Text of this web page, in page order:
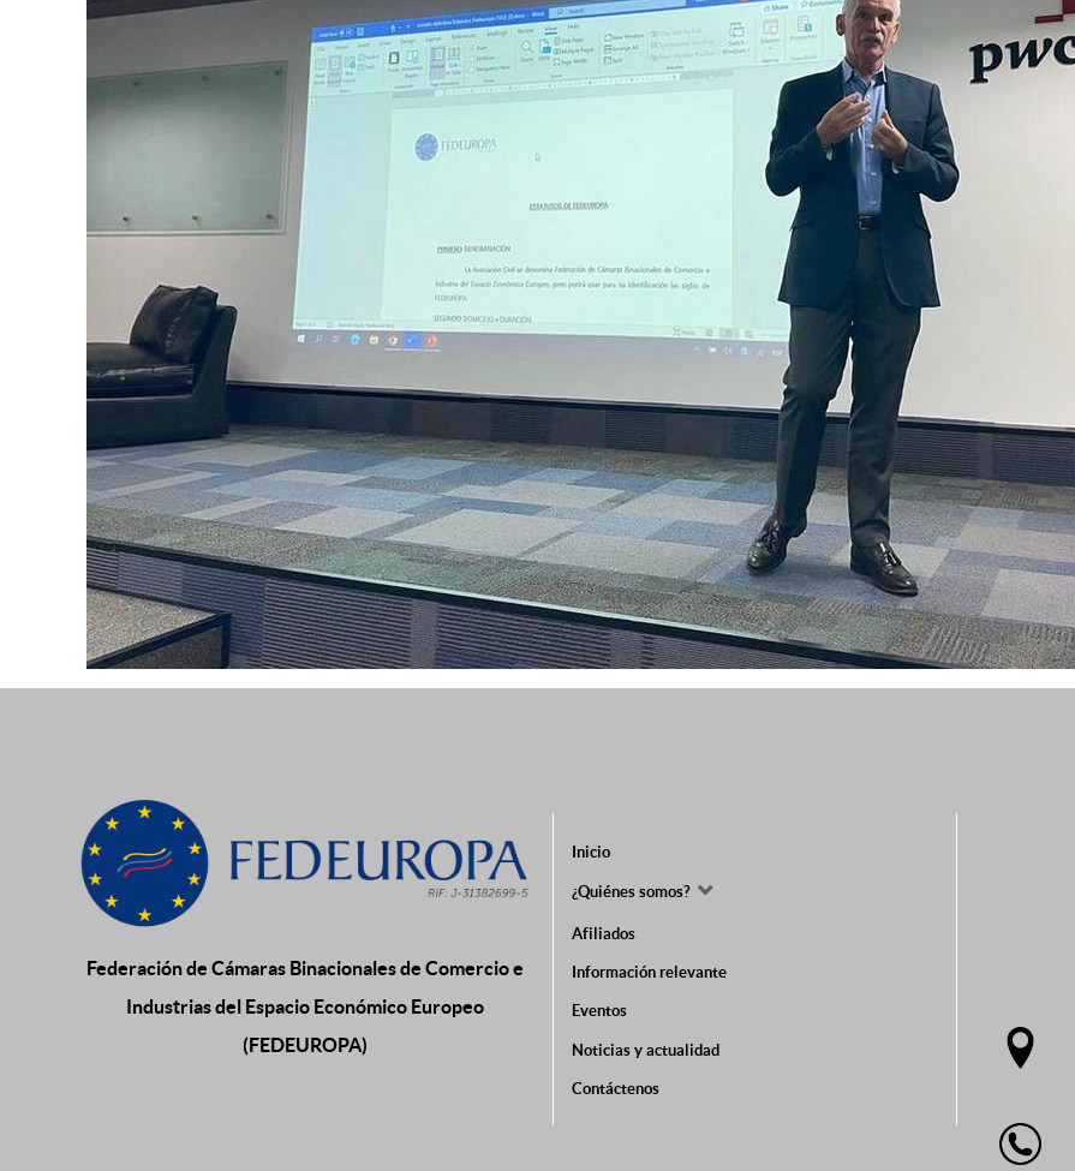
Federación de Cámaras Binacionales de Comercio e
Industrias del Espacio Económico Europeo
(FEDEUROPA)
Inicio
¿Quiénes somos?
Afiliados
Información relevante
Eventos
Noticias y actualidad
Contáctenos